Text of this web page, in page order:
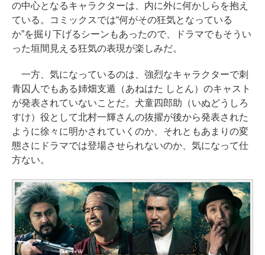
の中心となるキャラクターは、内に外に何かしらを抱え
ている。コミックスでは“何がその狂気となっている
か”を掘り下げるシーンもあったので、ドラマでもそうい
った垣間見える狂気の表現が楽しみだ。
一方、気になっているのは、強烈なキャラクターで刺
青囚人でもある姉畑支遁（あねはた しとん）のキャスト
が発表されていないことだ。犬童四郎助（いぬどうしろ
すけ）役として北村一輝さんの抜擢が後から発表された
ように徐々に明かされていくのか、それともあまりの変
態さにドラマでは登場させられないのか、気になって仕
方ない。